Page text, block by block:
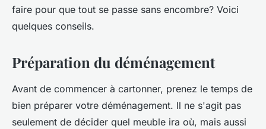
faire pour que tout se passe sans encombre? Voici
quelques conseils.
Préparation du déménagement
Avant de commencer à cartonner, prenez le temps de
bien préparer votre déménagement. Il ne s'agit pas
seulement de décider quel meuble ira où, mais aussi